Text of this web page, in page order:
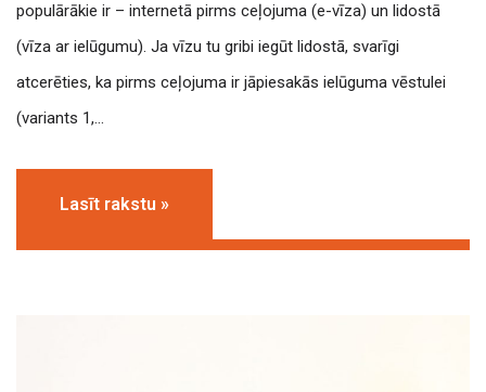
populārākie ir – internetā pirms ceļojuma (e-vīza) un lidostā
(vīza ar ielūgumu). Ja vīzu tu gribi iegūt lidostā, svarīgi
atcerēties, ka pirms ceļojuma ir jāpiesakās ielūguma vēstulei
(variants 1,…
Lasīt rakstu »